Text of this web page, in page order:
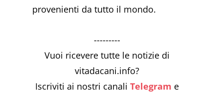
provenienti da tutto il mondo.
---------
Vuoi ricevere tutte le notizie di
vitadacani.info?
Iscriviti ai nostri canaliTelegram e